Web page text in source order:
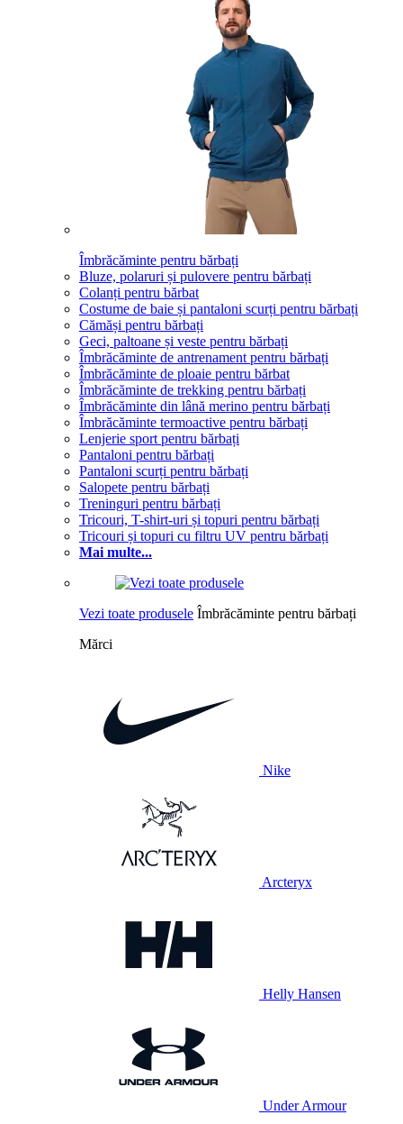
Îmbrăcăminte pentru bărbați
Bluze, polaruri și pulovere pentru bărbați
Colanți pentru bărbat
Costume de baie și pantaloni scurți pentru bărbați
Cămăși pentru bărbați
Geci, paltoane și veste pentru bărbați
Îmbrăcăminte de antrenament pentru bărbați
Îmbrăcăminte de ploaie pentru bărbat
Îmbrăcăminte de trekking pentru bărbați
Îmbrăcăminte din lână merino pentru bărbați
Îmbrăcăminte termoactive pentru bărbați
Lenjerie sport pentru bărbați
Pantaloni pentru bărbați
Pantaloni scurți pentru bărbați
Salopete pentru bărbați
Treninguri pentru bărbați
Tricouri, T-shirt-uri și topuri pentru bărbați
Tricouri și topuri cu filtru UV pentru bărbați
Mai multe...
Vezi toate produsele Îmbrăcăminte pentru bărbați
Mărci
Nike
Arcteryx
Helly Hansen
Under Armour